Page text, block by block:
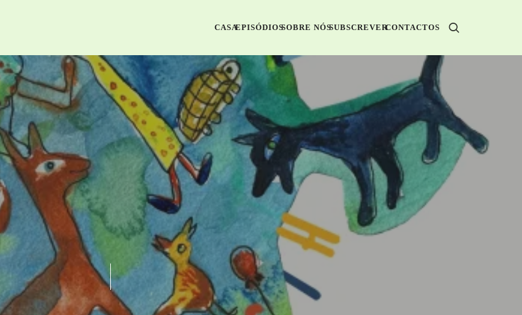
CASAEPISÓDIOSSOBRE NÓSSUBSCREVERCONTACTOS
MARÇO 7, 2025 LIKE THIS